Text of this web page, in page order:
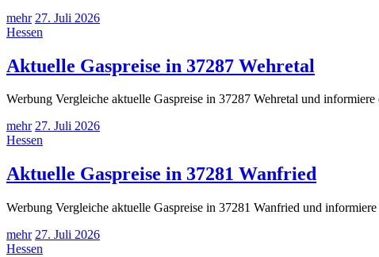
mehr 27. Juli 2026
Hessen
Aktuelle Gaspreise in 37287 Wehretal
Werbung Vergleiche aktuelle Gaspreise in 37287 Wehretal und
mehr 27. Juli 2026
Hessen
Aktuelle Gaspreise in 37281 Wanfried
Werbung Vergleiche aktuelle Gaspreise in 37281 Wanfried und
mehr 27. Juli 2026
Hessen